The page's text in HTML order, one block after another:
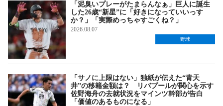
「泥臭いプレーがたまらんなぁ」巨人に誕生
した26歳“新星”に「好きになっていいっす
か？」「実際めっちゃすごくね？」
2026.08.07
野球
「サノに上限はない」独紙が伝えた“青天
井”の移籍金額は？ リバプールが関心を示す
佐野海舟の去就状況をマインツ幹部が告白
「価値のあるものになる」